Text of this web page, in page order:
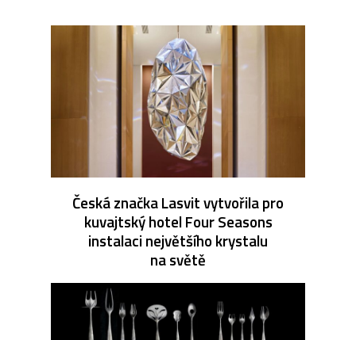
Česká značka Lasvit vytvořila pro
kuvajtský hotel Four Seasons
instalaci největšího krystalu
na světě